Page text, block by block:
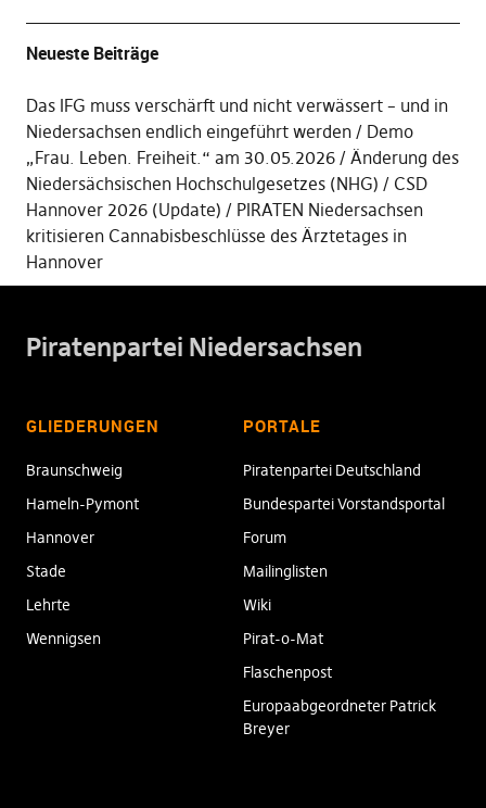
Neueste Beiträge
Das IFG muss verschärft und nicht verwässert – und in
Niedersachsen endlich eingeführt werden
Demo
„Frau. Leben. Freiheit.“ am 30.05.2026
Änderung des
Niedersächsischen Hochschulgesetzes (NHG)
CSD
Hannover 2026 (Update)
PIRATEN Niedersachsen
kritisieren Cannabisbeschlüsse des Ärztetages in
Hannover
Piratenpartei Niedersachsen
GLIEDERUNGEN
Braunschweig
Hameln-Pymont
Hannover
Stade
Lehrte
Wennigsen
PORTALE
Piratenpartei Deutschland
Bundespartei Vorstandsportal
Forum
Mailinglisten
Wiki
Pirat-o-Mat
Flaschenpost
Europaabgeordneter Patrick
Breyer